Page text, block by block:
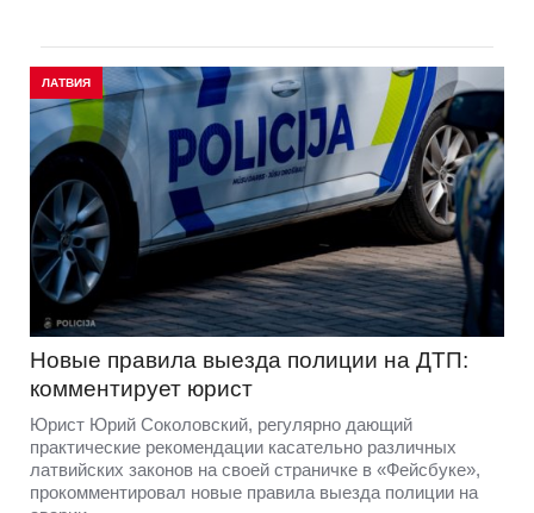
ЛАТВИЯ
Новые правила выезда полиции на ДТП:
комментирует юрист
Юрист Юрий Соколовский, регулярно дающий
практические рекомендации касательно различных
латвийских законов на своей страничке в «Фейсбуке»,
прокомментировал новые правила выезда полиции на